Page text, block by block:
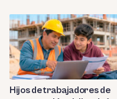
Hijos de trabajadores de